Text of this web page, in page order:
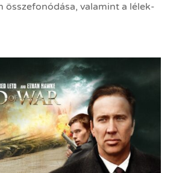
összefonódása, valamint a lélek-